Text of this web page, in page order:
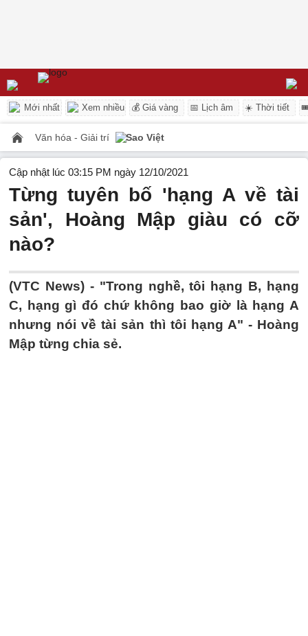
Mới nhất Xem nhiều 💰 Giá vàng 📅 Lịch âm ☀️ Thời tiết
Văn hóa - Giải trí Sao Việt
Cập nhật lúc 03:15 PM ngày 12/10/2021
Từng tuyên bố 'hạng A về tài
sản', Hoàng Mập giàu có cỡ
nào?
(VTC News) - "Trong nghề, tôi hạng B, hạng
C, hạng gì đó chứ không bao giờ là hạng A
nhưng nói về tài sản thì tôi hạng A" - Hoàng
Mập từng chia sẻ.